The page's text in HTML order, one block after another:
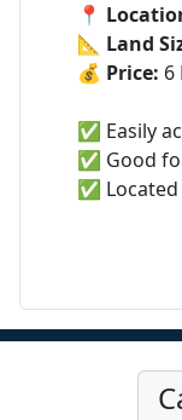
📍
📐 Land
💰 Price: 6
✅ Easily
✅ Good
✅